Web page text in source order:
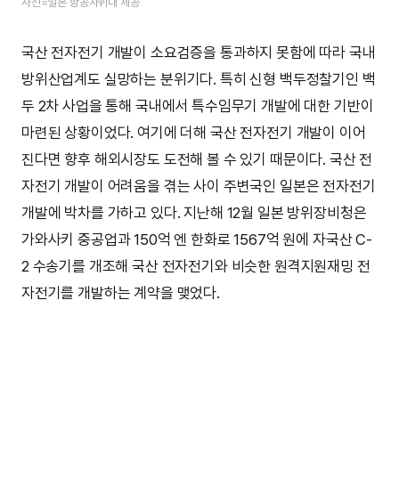
국산 전자전기 개발이 소요검증을 통과하지 못함에 따라 국내
방위산업계도 실망하는 분위기다. 특히 신형 백두정찰기인 백
두 2차 사업을 통해 국내에서 특수임무기 개발에 대한 기반이
마련된 상황이었다. 여기에 더해 국산 전자전기 개발이 이어
진다면 향후 해외시장도 도전해 볼 수 있기 때문이다. 국산 전
자전기 개발이 어려움을 겪는 사이 주변국인 일본은 전자전기
개발에 박차를 가하고 있다. 지난해 12월 일본 방위장비청은
가와사키 중공업과 150억 엔 한화로 1567억 원에 자국산 C-
2 수송기를 개조해 국산 전자전기와 비슷한 원격지원재밍 전
자전기를 개발하는 계약을 맺었다.